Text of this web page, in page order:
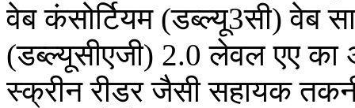
वेब कंसोर्टियम (डब्‍ल्‍यू3सी) वेब
(डब्‍ल्‍यूसीएजी) 2.0 लेवल एए का
स्‍क्रीन रीडर जैसी सहायक